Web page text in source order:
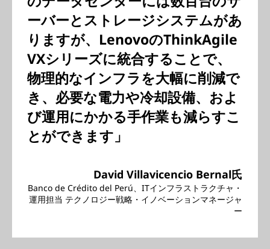
ーバーとストレージシステムがあ
りますが、LenovoのThinkAgile
VXシリーズに統合することで、
物理的なインフラを大幅に削減で
き、必要な電力や冷却設備、およ
び運用にかかる手作業も減らすこ
とができます」
David Villavicencio Bernal氏
Banco de Crédito del Perú、ITインフラストラクチャ・
運用担当 テクノロジー戦略・イノベーションマネージャ
ー